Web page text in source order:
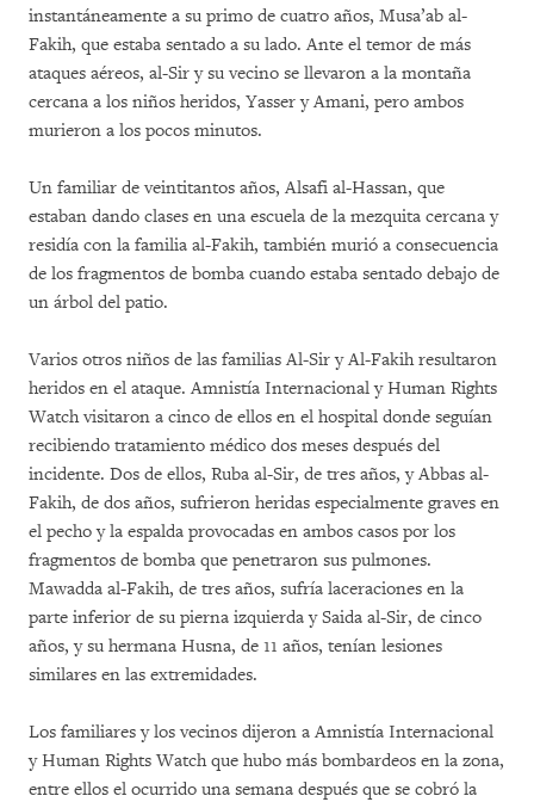
instantáneamente a su primo de cuatro años, Musa’ab al-
Fakih, que estaba sentado a su lado. Ante el temor de más
ataques aéreos, al-Sir y su vecino se llevaron a la montaña
cercana a los niños heridos, Yasser y Amani, pero ambos
murieron a los pocos minutos.
Un familiar de veintitantos años, Alsafi al-Hassan, que
estaban dando clases en una escuela de la mezquita cercana y
residía con la familia al-Fakih, también murió a consecuencia
de los fragmentos de bomba cuando estaba sentado debajo de
un árbol del patio.
Varios otros niños de las familias Al-Sir y Al-Fakih resultaron
heridos en el ataque. Amnistía Internacional y Human Rights
Watch visitaron a cinco de ellos en el hospital donde seguían
recibiendo tratamiento médico dos meses después del
incidente. Dos de ellos, Ruba al-Sir, de tres años, y Abbas al-
Fakih, de dos años, sufrieron heridas especialmente graves en
el pecho y la espalda provocadas en ambos casos por los
fragmentos de bomba que penetraron sus pulmones.
Mawadda al-Fakih, de tres años, sufría laceraciones en la
parte inferior de su pierna izquierda y Saida al-Sir, de cinco
años, y su hermana Husna, de 11 años, tenían lesiones
similares en las extremidades.
Los familiares y los vecinos dijeron a Amnistía Internacional
y Human Rights Watch que hubo más bombardeos en la zona,
entre ellos el ocurrido una semana después que se cobró la